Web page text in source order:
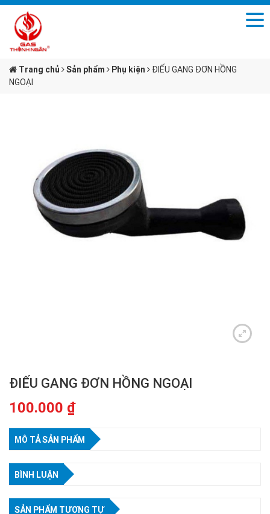
Trang chủ Sản phẩm Phụ kiện
ĐIẾU GANG ĐƠN HỒNG
NGOẠI
ĐIẾU GANG ĐƠN HỒNG NGOẠI
100.000 ₫
MÔ TẢ SẢN PHẨM
BÌNH LUẬN
SẢN PHẨM TƯƠNG TỰ